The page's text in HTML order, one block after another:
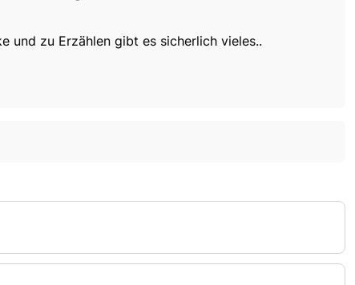
und zu Erzählen gibt es sicherlich vieles..